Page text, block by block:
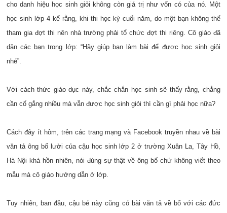
cho danh hiệu học sinh giỏi không còn giá trị như vốn có của nó. Một
học sinh lớp 4 kể rằng, khi thi học kỳ cuối năm, do một bạn không thể
tham gia đợt thi nên nhà trường phải tổ chức đợt thi riêng. Cô giáo đã
dặn các bạn trong lớp: “Hãy giúp bạn làm bài để được học sinh giỏi
nhé”.
Với cách thức giáo dục này, chắc chắn học sinh sẽ thấy rằng, chẳng
cần cố gắng nhiều mà vẫn được học sinh giỏi thì cần gì phải học nữa?
Cách đây ít hôm, trên các trang mạng và Facebook truyền nhau về bài
văn tả ông bố lười của cậu học sinh lớp 2 ở trường Xuân La, Tây Hồ,
Hà Nội khá hồn nhiên, nói đúng sự thật về ông bố chứ không viết theo
mẫu mà cô giáo hướng dẫn ở lớp.
Tuy nhiên, ban đầu, cậu bé này cũng có bài văn tả về bố với các đức